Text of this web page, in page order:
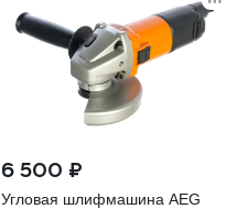
6 500 ₽
Угловая шлифмашина AEG